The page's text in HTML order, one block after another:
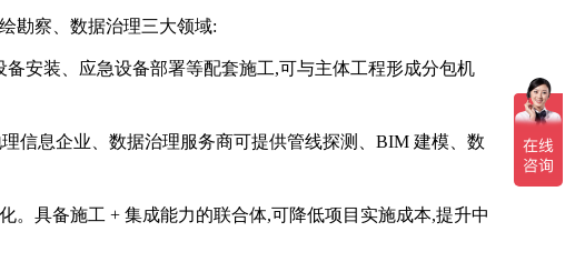
勘察、数据治理三大领域:
安装、应急设备部署等配套施工,可与主体工程形成分包机
信息企业、数据治理服务商可提供管线探测、BIM 建模、数
。具备施工 + 集成能力的联合体,可降低项目实施成本,提升中